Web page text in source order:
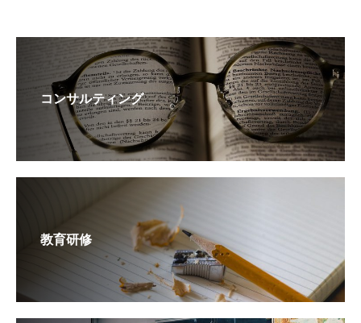
コンサルティング
教育研修